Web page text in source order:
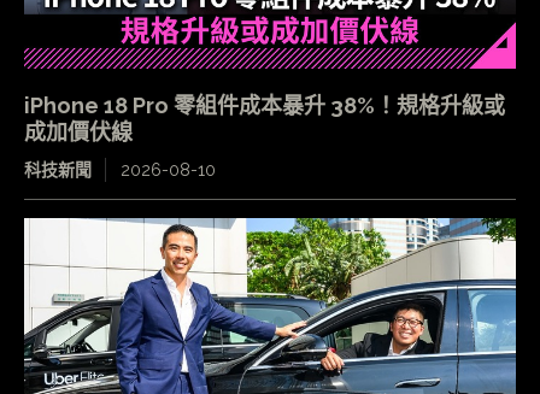
iPhone 18 Pro 零組件成本暴升 38%！規格升級或
成加價伏線
科技新聞 2026-08-10